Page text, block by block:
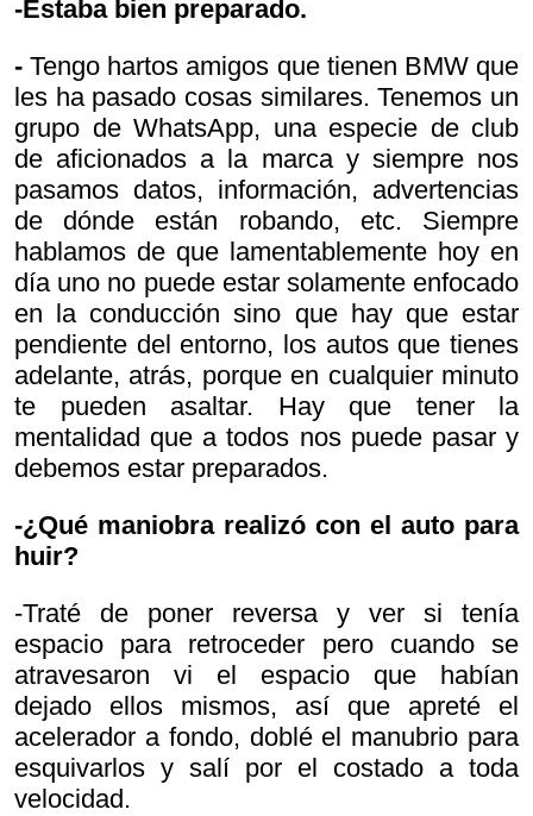
-Estaba bien preparado.
- Tengo hartos amigos que tienen BMW que
les ha pasado cosas similares. Tenemos un
grupo de WhatsApp, una especie de club
de aficionados a la marca y siempre nos
pasamos datos, información, advertencias
de dónde están robando, etc. Siempre
hablamos de que lamentablemente hoy en
día uno no puede estar solamente enfocado
en la conducción sino que hay que estar
pendiente del entorno, los autos que tienes
adelante, atrás, porque en cualquier minuto
te pueden asaltar. Hay que tener la
mentalidad que a todos nos puede pasar y
debemos estar preparados.
-¿Qué maniobra realizó con el auto para
huir?
-Traté de poner reversa y ver si tenía
espacio para retroceder pero cuando se
atravesaron vi el espacio que habían
dejado ellos mismos, así que apreté el
acelerador a fondo, doblé el manubrio para
esquivarlos y salí por el costado a toda
velocidad.